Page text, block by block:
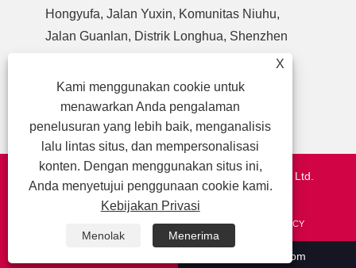
Hongyufa, Jalan Yuxin, Komunitas Niuhu,
Jalan Guanlan, Distrik Longhua, Shenzhen
Telp:
+86-755-27990932
Telepon:+86-13713718026
Surel:wzl@szydr.com
Hak Cipta © 2021 Shenzhen YDR Connector Co., Ltd.
http://www.szydr.com/
RSS XML PRIVACY POLICY
X
Kami menggunakan cookie untuk
menawarkan Anda pengalaman
penelusuran yang lebih baik, menganalisis
lalu lintas situs, dan mempersonalisasi
konten. Dengan menggunakan situs ini,
Anda menyetujui penggunaan cookie kami.
Kebijakan Privasi
Menolak
Menerima
wzl@szydr.com